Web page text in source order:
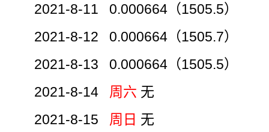
2021-8-11 0.000664（1505.5）
2021-8-12 0.000664（1505.7）
2021-8-13 0.000664（1505.5）
2021-8-14 周六 无
2021-8-15 周日 无